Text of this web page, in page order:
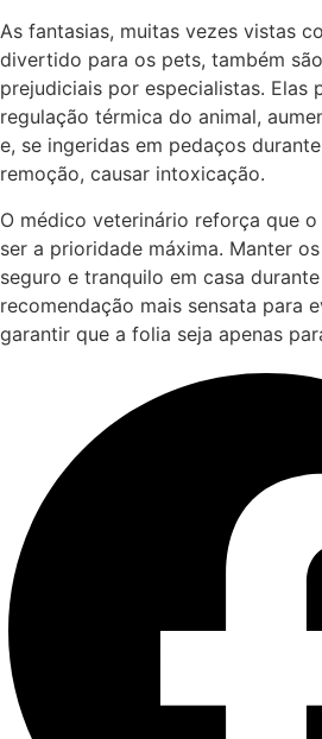
As fantasias, muitas vezes vistas
divertido para os pets, também
prejudiciais por especialistas. Elas
regulação térmica do animal,
e, se ingeridas em pedaços
remoção, causar intoxicação.
O médico veterinário reforça que
ser a prioridade máxima. Manter
seguro e tranquilo em casa
recomendação mais sensata para
garantir que a folia seja apenas